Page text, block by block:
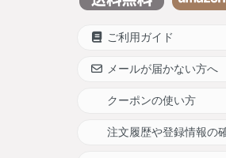
ご利用ガイド
メールが届かない方へ
クーポンの使い方
注文履歴や登録情報の